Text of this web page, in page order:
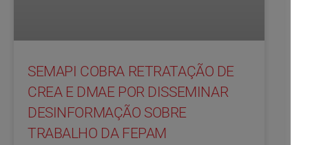
SEMAPI COBRA RETRATAÇÃO DE
CREA E DMAE POR DISSEMINAR
DESINFORMAÇÃO SOBRE
TRABALHO DA FEPAM